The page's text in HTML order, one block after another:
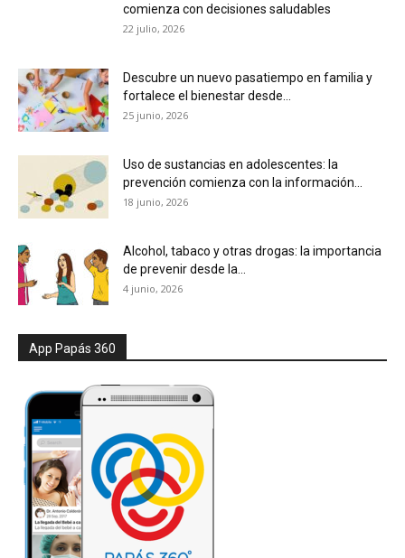
comienza con decisiones saludables
22 julio, 2026
Descubre un nuevo pasatiempo en familia y
fortalece el bienestar desde...
25 junio, 2026
Uso de sustancias en adolescentes: la
prevención comienza con la información...
18 junio, 2026
Alcohol, tabaco y otras drogas: la importancia
de prevenir desde la...
4 junio, 2026
App Papás 360